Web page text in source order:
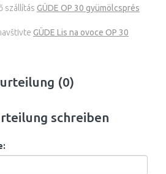
szállítás GÜDE OP 30 gyümölcsprés
GÜDE Lis na ovoce OP 30
(0)
schreiben